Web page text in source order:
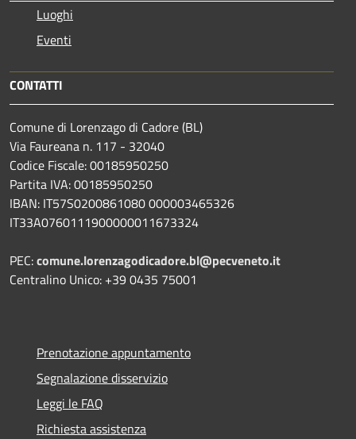
Luoghi
Eventi
CONTATTI
Comune di Lorenzago di Cadore (BL)
Via Faureana n. 117 - 32040
Codice Fiscale: 00185950250
Partita IVA: 00185950250
IBAN: IT57S0200861080 000003465326
IT33A0760111900000011673324
PEC:comune.lorenzagodicadore.bl@pecveneto.it
Centralino Unico: +39 0435 75001
Prenotazione appuntamento
Segnalazione disservizio
Leggi le FAQ
Richiesta assistenza